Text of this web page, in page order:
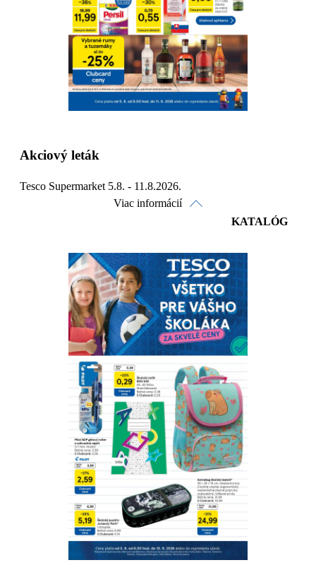
Detaily platnosti
Akciový leták
Tesco Supermarket 5.8. - 11.8.2026.
Viac informácií
Pozrieť online
Stiahnuť
Detaily platnosti
KATALÓG